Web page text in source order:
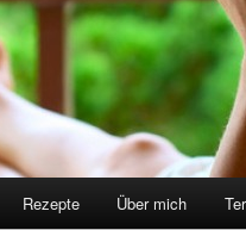
Rezepte Über mich